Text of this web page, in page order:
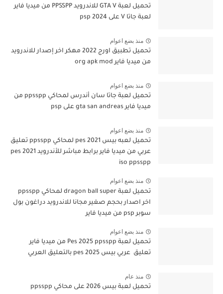
تحميل لعبة GTA V للاندرويد PPSSPP من ميديا فاير
لعبة جاتا V على psp 2024
منذ بضع اعوام
تحميل تطبيق اورج 2022 مهكر اخر إصدار للاندرويد
من ميديا فاير org apk mod
منذ بضع اعوام
تحميل لعبة جاتا سان أندرس لمحاكي ppsspp من
ميديا فاير gta san andreas على psp
منذ بضع اعوام
تحميل لعبه بيس pes 2021 لمحاكي ppsspp تعليق
عربي من ميديا فاير برابط مباشر للأندرويد pes 2021
iso ppsspp
منذ بضع اعوام
تحميل لعبة dragon ball super لمحاكي ppsspp
اخر اصدار بحجم صغير مجانا للاندرويد دراغون بول
سوبر psp من ميديا فاير
منذ بضع اعوام
تحميل لعبة Pes 2025 ppsspp من ميديا فاير
تعليق عربي بيس pes 2025 بالتعليق العربي
منذ عام
تحميل لعبة بيس 2026 على محاكي ppsspp